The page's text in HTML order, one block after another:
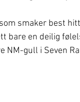
smaker best
bare en deilig
NM-gull i Seven